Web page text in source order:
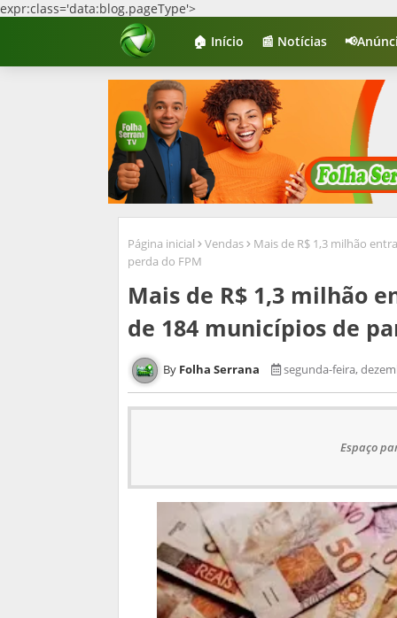
expr:class='data:blog.pageType'>
🏠 Início
📰 Notícias
Página inicial Vendas
Mais de R$ 1,3 milhão
perda do FPM
Mais de R$ 1,3 milhão
de 184 municípios de
Folha Serrana segunda-feira,
Espaço